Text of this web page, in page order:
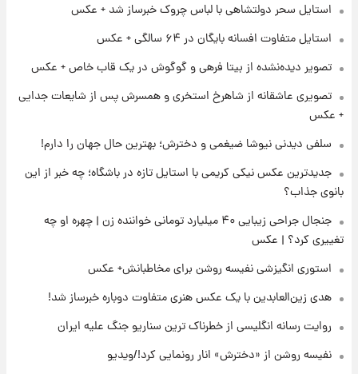
۱۳ ساعت پیش
فال قهوه روزانه یکشنبه ۱۸ مرداد ماه ۱۴۰۵
فال روزانه واقعی یکشنبه ۱۸ مرداد ۱۴۰۵
جدول
لیونل مسی عزادار شد! + جزئیات
استایل سحر دولتشاهی با لباس چروک خبرساز شد + عکس
استایل متفاوت افسانه بایگان در ۶۴ سالگی + عکس
تصویر دیده‌نشده از بیتا فرهی و گوگوش در یک قاب خاص + عکس
تصویری عاشقانه از شاهرخ استخری و همسرش پس از شایعات جدایی
+ عکس
سلفی دیدنی نیوشا ضیغمی و دخترش؛ بهترین حال جهان را دارم!
جدیدترین عکس نیکی کریمی با استایل تازه در باشگاه؛ چه خبر از این
بانوی جذاب؟
جنجال جراحی زیبایی ۴۰ میلیارد تومانی خواننده زن | چهره او چه
تغییری کرد؟ | عکس
استوری انگیزشی نفیسه روشن برای مخاطبانش+ عکس
هدی زین‌العابدین با یک عکس هنری متفاوت دوباره خبرساز شد!
روایت رسانه انگلیسی از خطرناک ترین سناریو جنگ علیه ایران
نفیسه روشن از «دخترش» انار رونمایی کرد!/ویدیو